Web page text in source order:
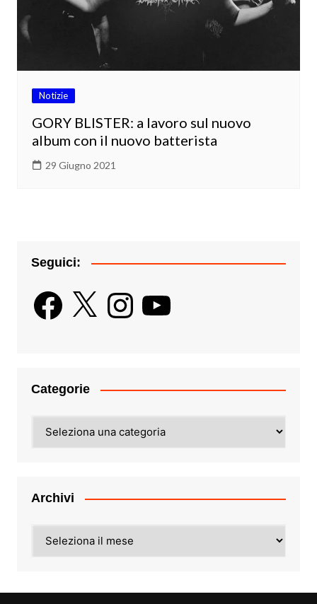
Notizie
GORY BLISTER: a lavoro sul nuovo
album con il nuovo batterista
29 Giugno 2021
Seguici:
Facebook
X InstagramYouTube
Categorie
Archivi